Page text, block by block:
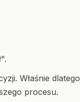
Właśnie dlatego
procesu.